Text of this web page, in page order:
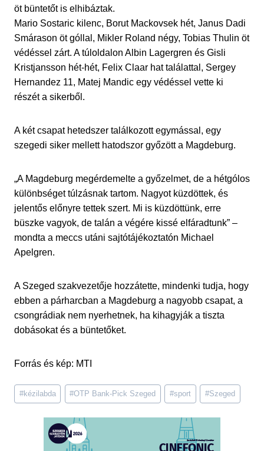
öt büntetőt is elhibáztak.
Mario Sostaric kilenc, Borut Mackovsek hét, Janus Dadi
Smárason öt góllal, Mikler Roland négy, Tobias Thulin öt
védéssel zárt. A túloldalon Albin Lagergren és Gisli
Kristjansson hét-hét, Felix Claar hat találattal, Sergey
Hernandez 11, Matej Mandic egy védéssel vette ki
részét a sikerből.
A két csapat hetedszer találkozott egymással, egy
szegedi siker mellett hatodszor győzött a Magdeburg.
„A Magdeburg megérdemelte a győzelmet, de a hétgólos
különbséget túlzásnak tartom. Nagyot küzdöttek, és
jelentős előnyre tettek szert. Mi is küzdöttünk, erre
büszke vagyok, de talán a végére kissé elfáradtunk” –
mondta a meccs utáni sajtótájékoztatón Michael
Apelgren.
A Szeged szakvezetője hozzátette, mindenki tudja, hogy
ebben a párharcban a Magdeburg a nagyobb csapat, a
csongrádiak nem nyerhetnek, ha kihagyják a tiszta
dobásokat és a büntetőket.
Forrás és kép: MTI
Post
Tags:
#kézilabda #OTP Bank-Pick Szeged #sport #Szeged